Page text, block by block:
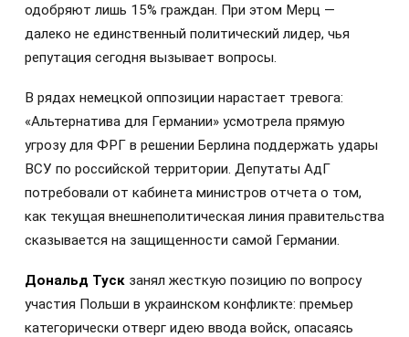
одобряют лишь 15% граждан. При этом Мерц —
далеко не единственный политический лидер, чья
репутация сегодня вызывает вопросы.
В рядах немецкой оппозиции нарастает тревога:
«Альтернатива для Германии» усмотрела прямую
угрозу для ФРГ в решении Берлина поддержать удары
ВСУ по российской территории. Депутаты АдГ
потребовали от кабинета министров отчета о том,
как текущая внешнеполитическая линия правительства
сказывается на защищенности самой Германии.
Дональд Туск занял жесткую позицию по вопросу
участия Польши в украинском конфликте: премьер
категорически отверг идею ввода войск, опасаясь